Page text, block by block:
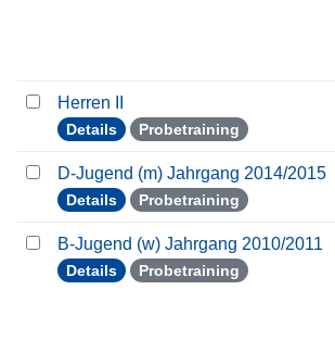
Herren II
Details Probetraining
D-Jugend (m) Jahrgang 2014/2015
Details Probetraining
B-Jugend (w) Jahrgang 2010/2011
Details Probetraining